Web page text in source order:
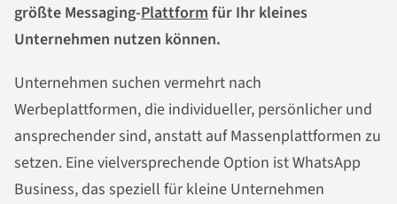
größte Messaging-Plattform für Ihr kleines
Unternehmen nutzen können.
Unternehmen suchen vermehrt nach
Werbeplattformen, die individueller, persönlicher und
ansprechender sind, anstatt auf Massenplattformen zu
setzen. Eine vielversprechende Option ist WhatsApp
Business, das speziell für kleine Unternehmen